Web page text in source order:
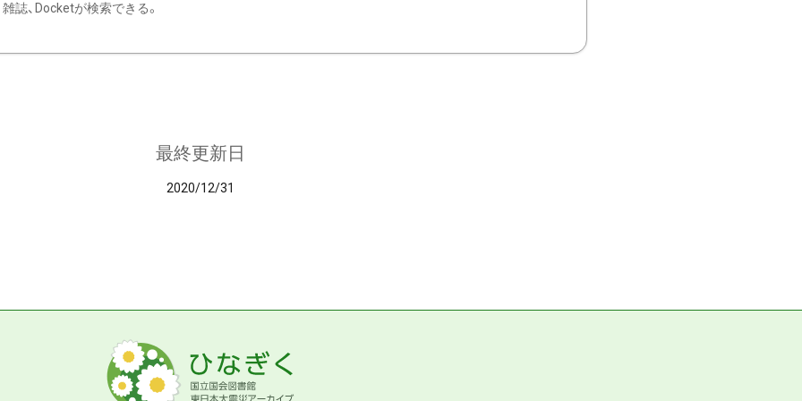
雑誌、Docketが検索できる。
最終更新日
2020/12/31